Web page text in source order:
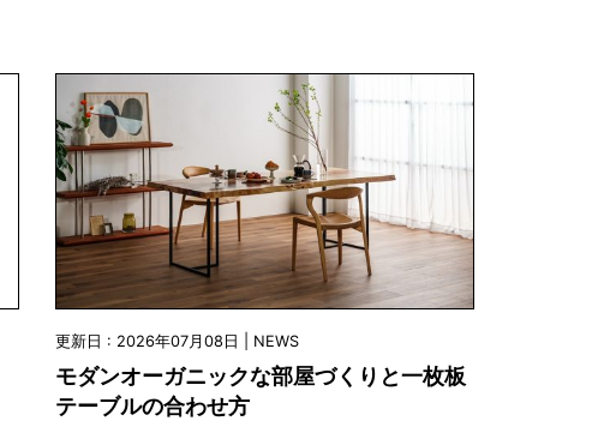
更新日 : 2026年07月08日 | NEWS
モダンオーガニックな部屋づくりと一枚板
テーブルの合わせ方